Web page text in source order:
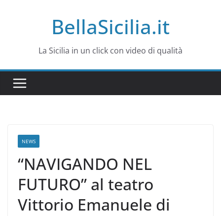
BellaSicilia.it
La Sicilia in un click con video di qualità
NEWS
“NAVIGANDO NEL
FUTURO” al teatro
Vittorio Emanuele di